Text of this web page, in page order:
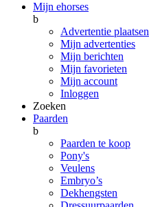
Mijn ehorses
b
Advertentie plaatsen
Mijn advertenties
Mijn berichten
Mijn favorieten
Mijn account
Inloggen
Zoeken
Paarden
b
Paarden te koop
Pony's
Veulens
Embryo’s
Dekhengsten